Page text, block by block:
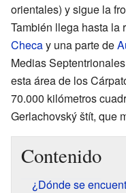
orientales) y sigue la
También llega hasta la
Checay una parte de
Medias
esta área de los
70.000 kilómetros
Gerlachovský štít, que
Contenido
¿Dónde se